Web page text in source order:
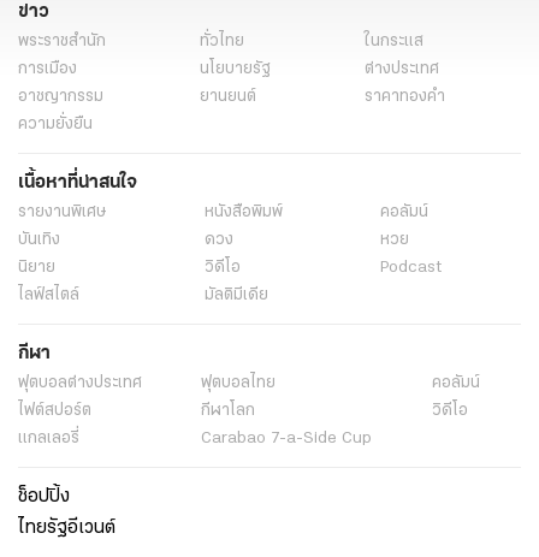
ข่าว
พระราชสำนัก ทั่วไทย
ในกระแส
การเมือง
นโยบายรัฐ
ต่างประเทศ
อาชญากรรม
ยานยนต์
ราคาทองคำ
ความยั่งยืน
เนื้อหาที่น่าสนใจ
รายงานพิเศษ หนังสือพิมพ์
คอลัมน์
บันเทิง
ดวง
หวย
นิยาย
วิดีโอ
Podcast
ไลฟ์สไตล์
มัลติมีเดีย
กีฬา
ฟุตบอลต่่างประเทศ ฟุตบอลไทย
คอลัมน์
ไฟต์สปอร์ต
กีฬาโลก
วิดีโอ
แกลเลอรี่
Carabao 7-a-Side Cup
ช็อปปิ้ง
ไทยรัฐอีเวนต์